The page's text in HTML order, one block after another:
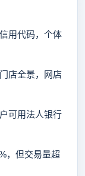
用代码，个体
店全景，网店
可用法人银行
，但交易量超